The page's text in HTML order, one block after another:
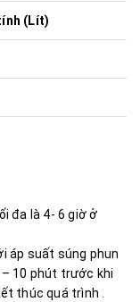
(Lít)
đa là 4- 6 giờ ở
áp suất súng phun
10 phút trước khi
thúc quá trình .